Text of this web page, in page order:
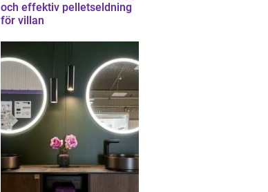
och effektiv pelletseldning
för villan